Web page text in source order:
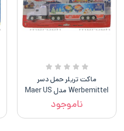
ماکت تریلر حمل دسر
Werbemittel مدل Maer US
Truck
ناموجود